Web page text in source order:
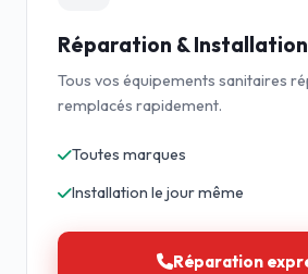
Réparation & Installation
Tous vos équipements sanitaires
remplacés rapidement.
Toutes marques
Installation le jour même
Réparation